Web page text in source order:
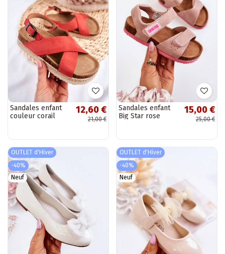
Sandales enfant
couleur corail
12,60 €
21,00 €
Sandales enfant
Big Star rose
15,00 €
25,00 €
OUTLET d'Hiver
-40%
Neuf
OUTLET d'Hiver
-40%
Neuf